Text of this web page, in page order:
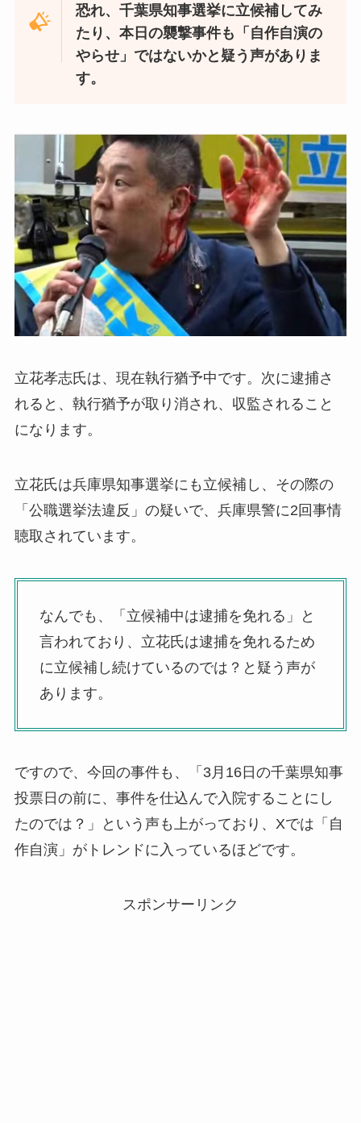
恐れ、千葉県知事選挙に立候補してみ
たり、本日の襲撃事件も「自作自演の
やらせ」ではないかと疑う声がありま
す。
立花孝志氏は、現在執行猶予中です。次に逮捕さ
れると、執行猶予が取り消され、収監されること
になります。
立花氏は兵庫県知事選挙にも立候補し、その際の
「公職選挙法違反」の疑いで、兵庫県警に2回事情
聴取されています。
なんでも、「立候補中は逮捕を免れる」と
言われており、立花氏は逮捕を免れるため
に立候補し続けているのでは？と疑う声が
あります。
ですので、今回の事件も、「3月16日の千葉県知事
投票日の前に、事件を仕込んで入院することにし
たのでは？」という声も上がっており、Xでは「自
作自演」がトレンドに入っているほどです。
スポンサーリンク